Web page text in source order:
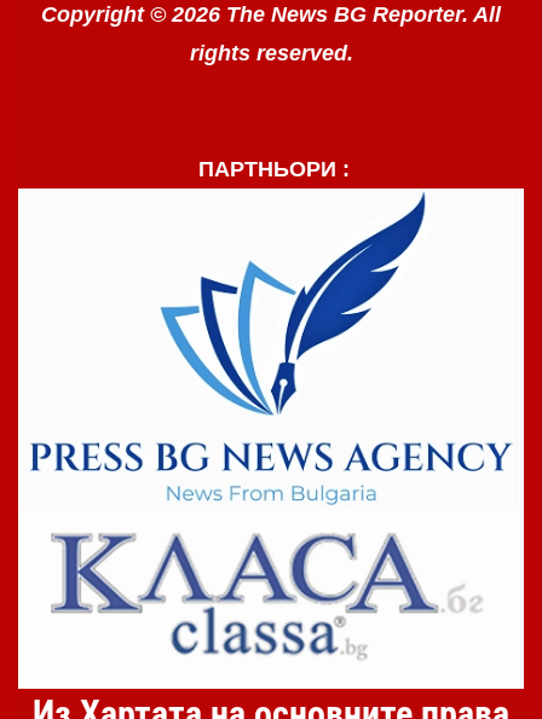
Copyright © 2026 The News BG Reporter. All
rights reserved.
ПАРТНЬОРИ :